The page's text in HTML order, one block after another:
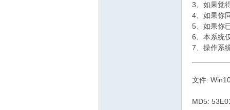
3、如果觉
4、如果你
5、如果你
6、本系统
7、操作系
文件:
MD5: